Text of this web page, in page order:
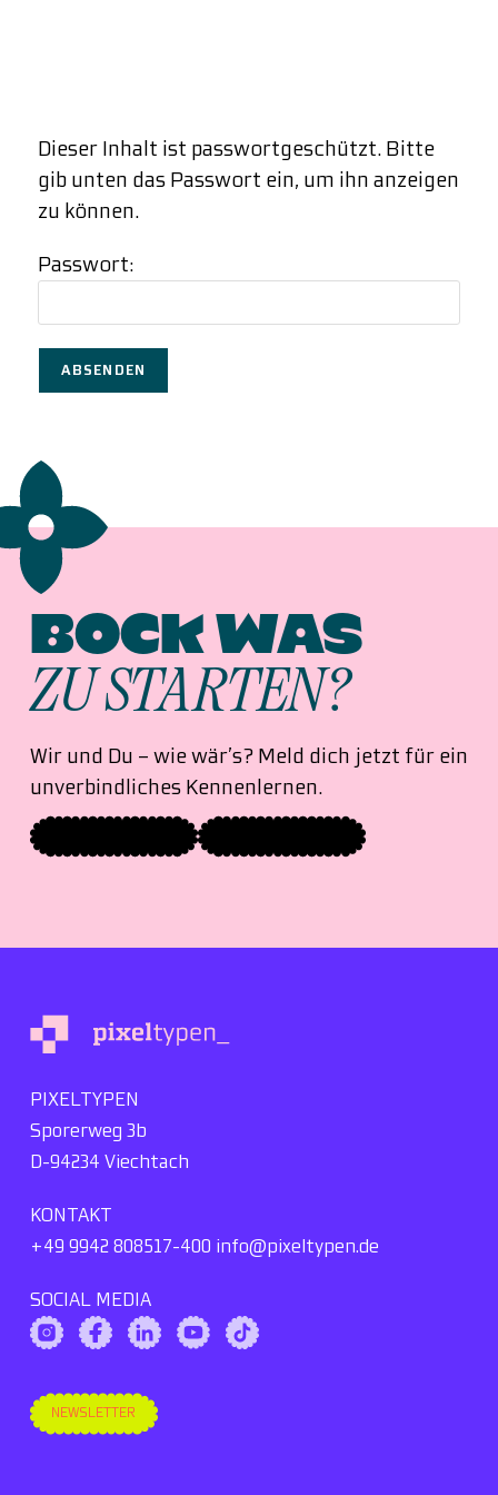
Dieser Inhalt ist passwortgeschützt. Bitte
gib unten das Passwort ein, um ihn anzeigen
zu können.
Passwort:
BOCK WAS
ZU STARTEN?
Wir und Du – wie wär’s? Meld dich jetzt für ein
unverbindliches Kennenlernen.
PIXELTYPEN
Sporerweg 3b
D-94234 Viechtach
KONTAKT
+49 9942 808517-400 info@pixeltypen.de
SOCIAL MEDIA
NEWSLETTER